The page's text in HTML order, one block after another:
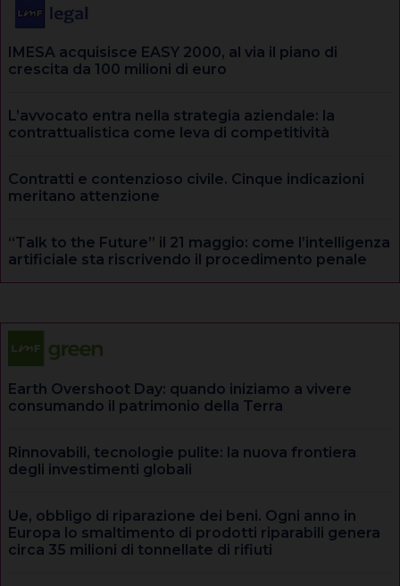
IMESA acquisisce EASY 2000, al via il piano di
crescita da 100 milioni di euro
L’avvocato entra nella strategia aziendale: la
contrattualistica come leva di competitività
Contratti e contenzioso civile. Cinque indicazioni
meritano attenzione
“Talk to the Future” il 21 maggio: come l’intelligenza
artificiale sta riscrivendo il procedimento penale
Earth Overshoot Day: quando iniziamo a vivere
consumando il patrimonio della Terra
Rinnovabili, tecnologie pulite: la nuova frontiera
degli investimenti globali
Ue, obbligo di riparazione dei beni. Ogni anno in
Europa lo smaltimento di prodotti riparabili genera
circa 35 milioni di tonnellate di rifiuti